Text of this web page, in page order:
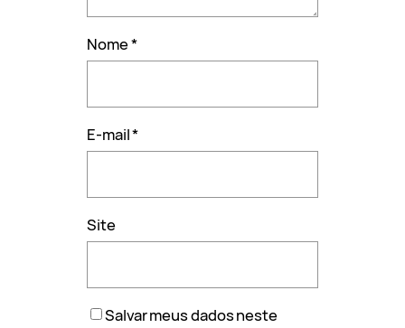
Nome*
E-mail*
Site
Salvar meus dados neste